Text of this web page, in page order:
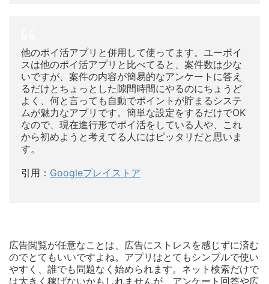
他のポイ活アプリと併用して使ってます。ユーボイ
スは他のポイ活アプリと比べてると、案件数は少な
いですが、案件の内容が簡易的なアンケートに答え
るだけとちょっとした隙間時間にやるのにちょうど
よく、何と言っても自動でポイントが貯まるシステ
ムが魅力なアプリです。簡単な設定をするだけでOK
なので、現在進行形でポイ活をしている人や、これ
から初めようと考えてる人にはピッタリだと思いま
す。
引用： Googleプレイストア
広告閲覧が任意なことは、広告にストレスを感じずに済む
のでとてもいいですよね。アプリはとてもシンプルで使い
やすく、誰でも問題なく始められます。ネット検索だけで
は大きく稼げないかもしれませんが、アンケート回答や広